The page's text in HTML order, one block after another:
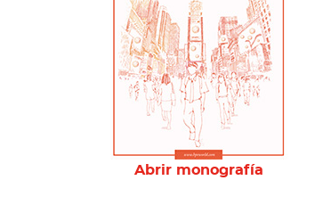
Abrir monografía